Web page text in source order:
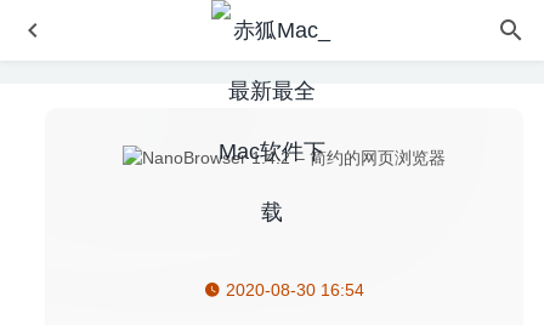
2020-08-30 16:54
Electerm 1.3.42 中文版-终端模拟器/ssh/sftp客户端